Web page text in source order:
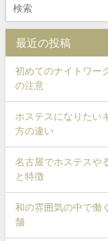
最近の投稿
初めてのナイトワー
の注意
ホステスになりたい
方の違い
名古屋でホステスや
と特徴
和の雰囲気の中で働
舗